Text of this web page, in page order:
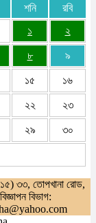
শনি
রবি
১
২
৮ ৯
১৫ ১৬
২২ ২৩
২৯ ৩০
১৫) ৩৩, তোপখানা রোড,
বিভাগ: